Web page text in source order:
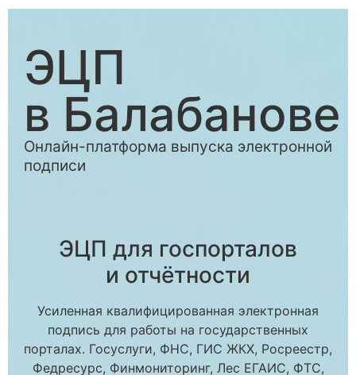
ЭЦП
в Балабанове
Онлайн-платформа выпуска электронной
подписи
ЭЦП для госпорталов
и отчётности
Усиленная квалифицированная электронная
подпись для работы на государственных
порталах. Госуслуги, ФНС, ГИС ЖКХ, Росреестр,
Федресурс, Финмониторинг, Лес ЕГАИС, ФТС,